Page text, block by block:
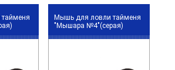
Мышь для ловли тайменя
"Мышара №4"(серая)